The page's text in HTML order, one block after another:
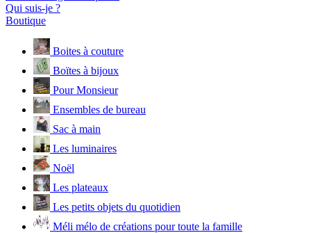
Qui suis-je ?
Boutique
Boites à couture
Boïtes à bijoux
Pour Monsieur
Ensembles de bureau
Sac à main
Les luminaires
Noël
Les plateaux
Les petits objets du quotidien
Méli mélo de créations pour toute la famille